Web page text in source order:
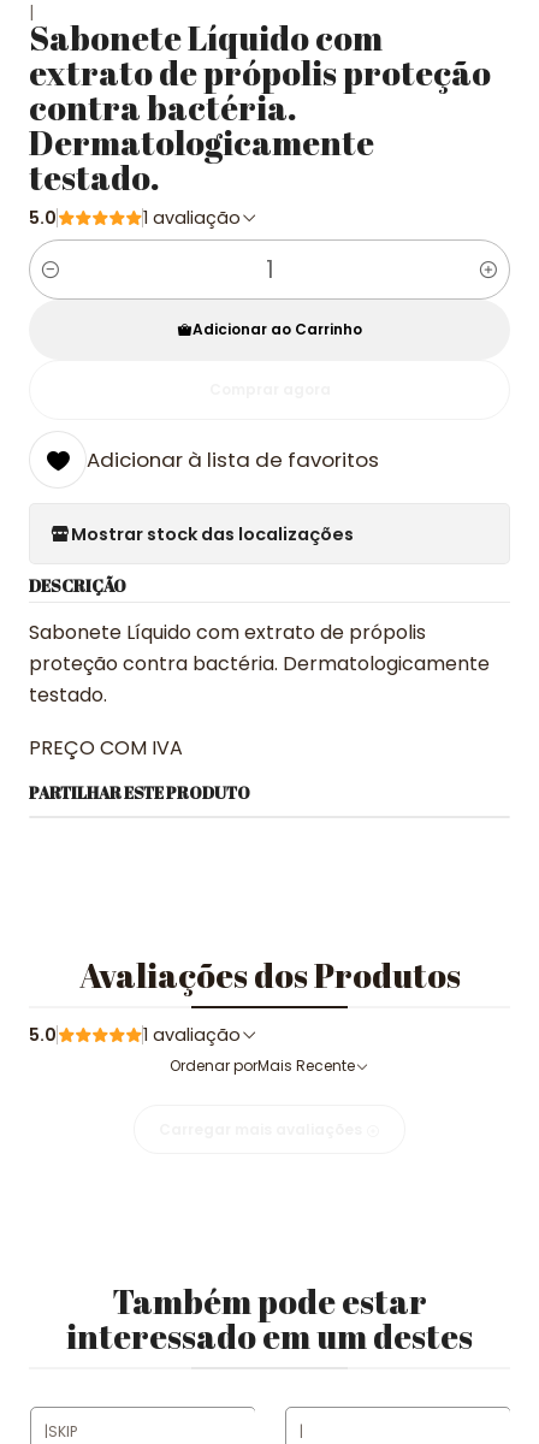
|
Sabonete Líquido com
extrato de própolis proteção
contra bactéria.
Dermatologicamente
testado.
5.0 1 avaliação
Quantidade
Adicionar ao Carrinho
Adicionar à lista de favoritos
Mostrar stock das localizações
DESCRIÇÃO
Sabonete Líquido com extrato de própolis
proteção contra bactéria. Dermatologicamente
testado.
PREÇO COM IVA
PARTILHAR ESTE PRODUTO
Avaliações dos Produtos
5.0 1 avaliação
Ordenar porMais Recente
Também pode estar
interessado em um destes
|SKIP |